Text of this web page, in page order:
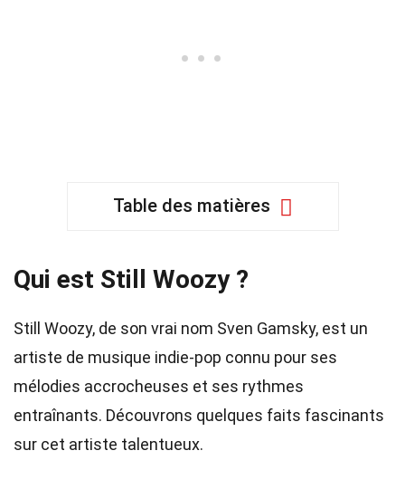
Table des matières
Qui est Still Woozy ?
Still Woozy, de son vrai nom Sven Gamsky, est un
artiste de musique indie-pop connu pour ses
mélodies accrocheuses et ses rythmes
entraînants. Découvrons quelques faits fascinants
sur cet artiste talentueux.